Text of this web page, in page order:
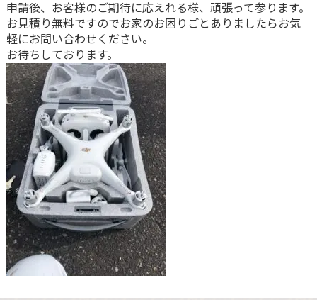
申請後、お客様のご期待に応えれる様、頑張って参ります。
お見積り無料ですのでお家のお困りごとありましたらお気
軽にお問い合わせください。
お待ちしております。